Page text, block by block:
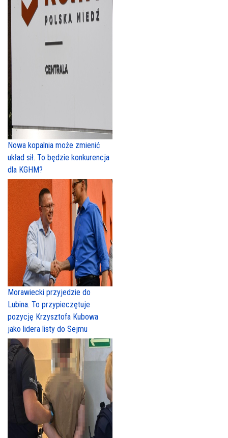
Nowa kopalnia może zmienić
układ sił. To będzie konkurencja
dla KGHM?
Morawiecki przyjedzie do
Lubina. To przypieczętuje
pozycję Krzysztofa Kubowa
jako lidera listy do Sejmu